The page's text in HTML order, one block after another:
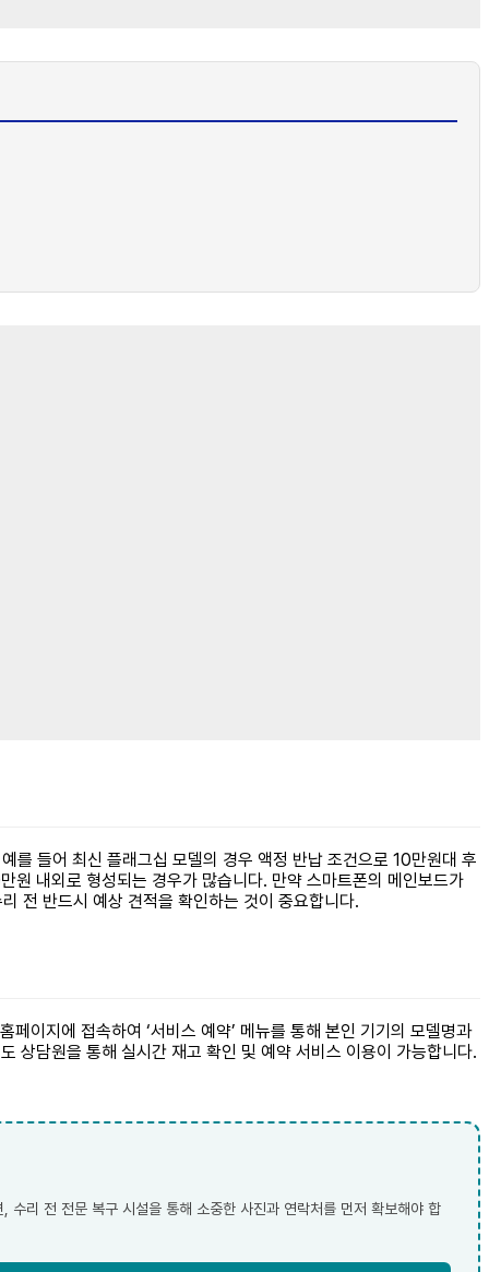
를 들어 최신 플래그십 모델의 경우 액정 반납 조건으로 10만원대 후
원 내외로 형성되는 경우가 많습니다. 만약 스마트폰의 메인보드가
전 반드시 예상 견적을 확인하는 것이 중요합니다.
이지에 접속하여 ‘서비스 예약’ 메뉴를 통해 본인 기기의 모델명과
담원을 통해 실시간 재고 확인 및 예약 서비스 이용이 가능합니다.
수리 전 전문 복구 시설을 통해 소중한 사진과 연락처를 먼저 확보해야 합